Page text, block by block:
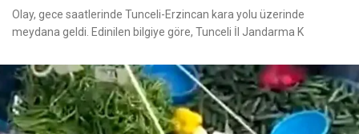
Olay, gece saatlerinde Tunceli-Erzincan kara yolu üzerinde
meydana geldi. Edinilen bilgiye göre, Tunceli İl Jandarma K